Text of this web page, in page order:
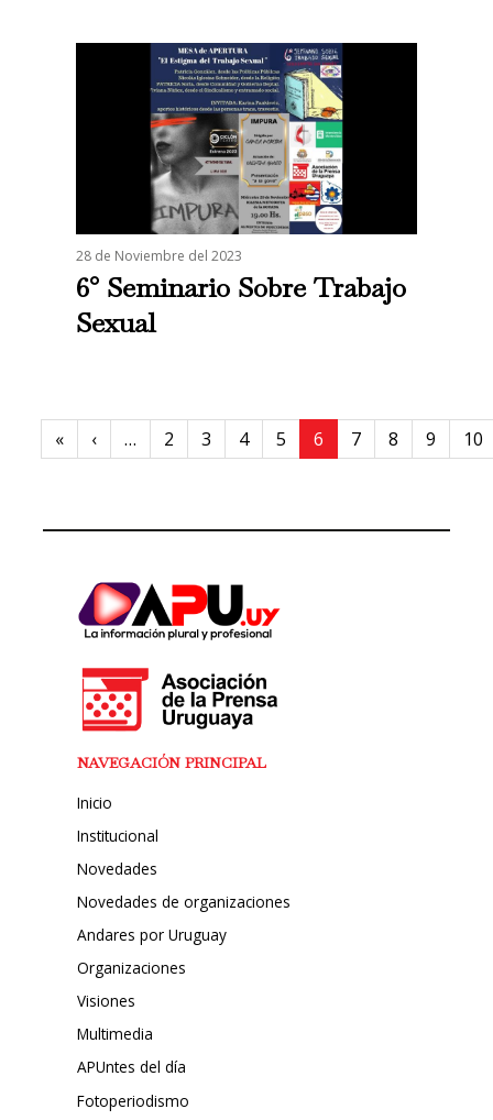
28 de Noviembre del 2023
6° Seminario Sobre Trabajo
Sexual
Paginación
«First page
‹Previous page
… 2 3 4 5 6 7 8 9 10
NAVEGACIÓN PRINCIPAL
Inicio
Institucional
Novedades
Novedades de organizaciones
Andares por Uruguay
Organizaciones
Visiones
Multimedia
APUntes del día
Fotoperiodismo